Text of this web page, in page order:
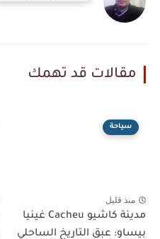
مقالات قد تهمك
سياحة
منذ قليل
مدينة كاشيو Cacheu غينيا
بيساو: عبق التاريخ الساحلي